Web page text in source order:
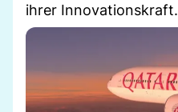
ihrer Innovationskraft.